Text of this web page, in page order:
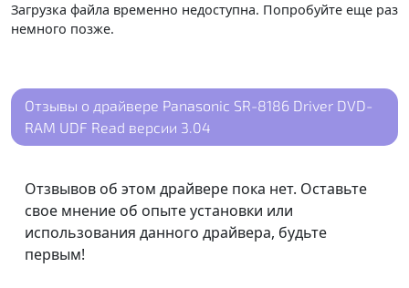
Загрузка файла временно недоступна. Попробуйте еще раз
немного позже.
Отзывы о драйвере Panasonic SR-8186 Driver DVD-
RAM UDF Read версии 3.04
Отзвывов об этом драйвере пока нет. Оставьте
свое мнение об опыте установки или
использования данного драйвера, будьте
первым!